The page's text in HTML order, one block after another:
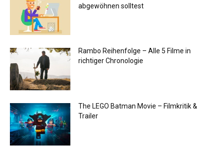
abgewöhnen solltest
Rambo Reihenfolge – Alle 5 Filme in
richtiger Chronologie
The LEGO Batman Movie – Filmkritik &
Trailer